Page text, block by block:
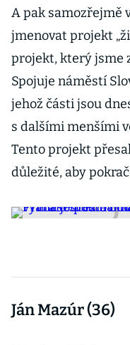
A pak samozřejmě
jmenovat projekt
projekt, který jsme
Spojuje náměstí
jehož části jsou
s dalšími menšími
Tento projekt
důležité, aby
Ján Mazúr (36)